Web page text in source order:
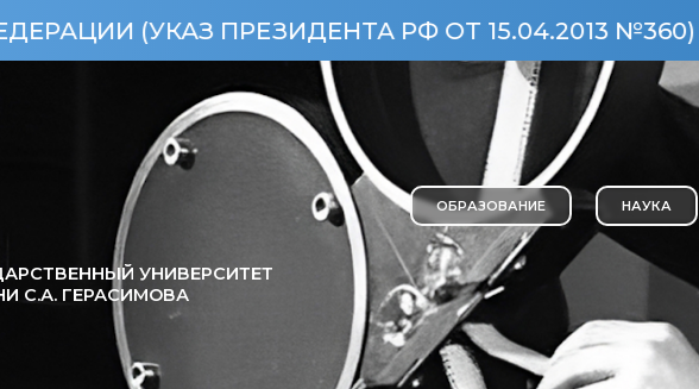
ПРЕЗИДЕНТА РФ ОТ 15.04.2013 №360)
УНИВЕРСИТЕТ
С.А. ГЕРАСИМОВА
ОБРАЗОВАНИЕ НАУКА